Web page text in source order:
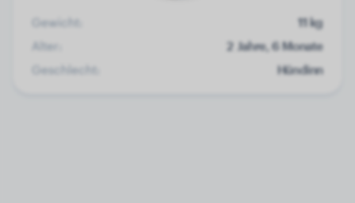
Gewicht:
11 kg
Alter:
2 Jahre, 6 Monate
Geschlecht:
Hündinn